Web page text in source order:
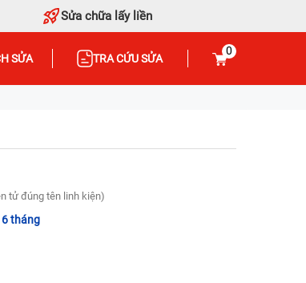
Sửa chữa lấy liền
SỬA TRA CỨU SỬA
0
tử đúng tên linh kiện)
6 tháng